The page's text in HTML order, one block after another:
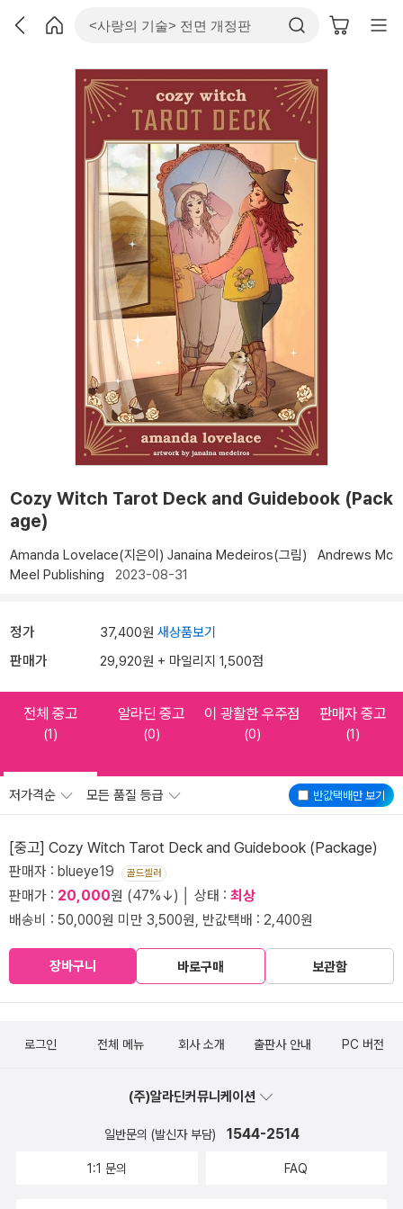
Cozy Witch Tarot Deck and Guidebook (Pack
age)
Amanda Lovelace(지은이) Janaina Medeiros(그림)
Andrews Mc
Meel Publishing 2023-08-31
정가 37,400원 새상품보기
판매가 29,920원 + 마일리지 1,500점
전체 중고
(1)
알라딘 중고
(0)
이 광활한 우주점
(0)
판매자 중고
(1)
반값택배만 보기
저가격순 모든 품질 등급
[중고] Cozy Witch Tarot Deck and Guidebook (Package)
판매자 : blueye19 골드셀러
판매가 : 20,000원 (47%↓) │ 상태 : 최상
배송비 : 50,000원 미만 3,500원, 반값택배 : 2,400원
장바구니 바로구매 보관함
로그인 전체 메뉴 회사 소개 출판사 안내 PC 버전
(주)알라딘커뮤니케이션
일반문의 (발신자 부담) 1544-2514
1:1 문의 FAQ